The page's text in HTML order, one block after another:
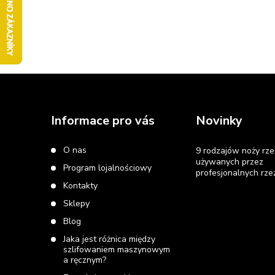
Informace pro vás
O nas
Program lojalnościowy
Kontakty
Sklepy
Blog
Jaka jest różnica między
szlifowaniem maszynowym
a ręcznym?
Novinky
9 rodzajów noży
używanych przez
profesjonalnych